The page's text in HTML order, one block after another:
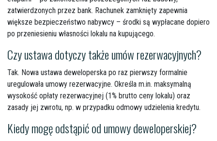
zatwierdzonych przez bank. Rachunek zamknięty zapewnia
większe bezpieczeństwo nabywcy – środki są wypłacane dopiero
po przeniesieniu własności lokalu na kupującego.
Czy ustawa dotyczy także umów rezerwacyjnych?
Tak. Nowa ustawa deweloperska po raz pierwszy formalnie
uregulowała umowy rezerwacyjne. Określa m.in. maksymalną
wysokość opłaty rezerwacyjnej (1% brutto ceny lokalu) oraz
zasady jej zwrotu, np. w przypadku odmowy udzielenia kredytu.
Kiedy mogę odstąpić od umowy deweloperskiej?